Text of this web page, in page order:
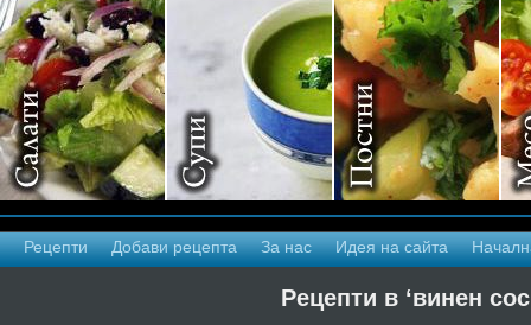
Рецепти Добави рецепта За нас Идея на сайта
Рецепти в ‘винен